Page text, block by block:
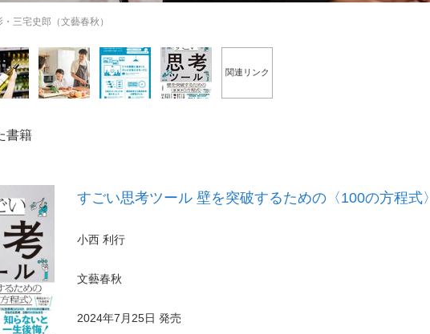
三宅史郎（文藝春秋）
関連リンク
書籍
すごい思考ツール 壁を突破するための〈100の方程式〉
小西 利行
文藝春秋
2024年7月25日 発売